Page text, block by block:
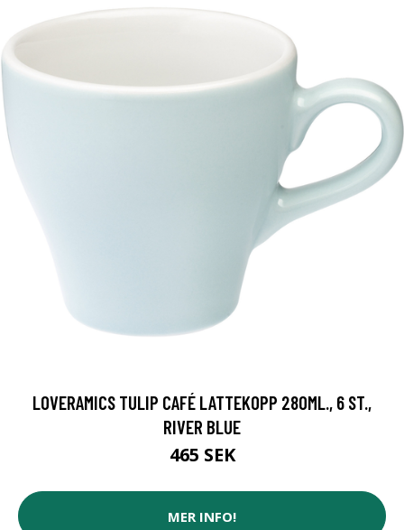
LOVERAMICS TULIP CAFÉ LATTEKOPP 280ML., 6 ST.,
RIVER BLUE
465 SEK
MER INFO!